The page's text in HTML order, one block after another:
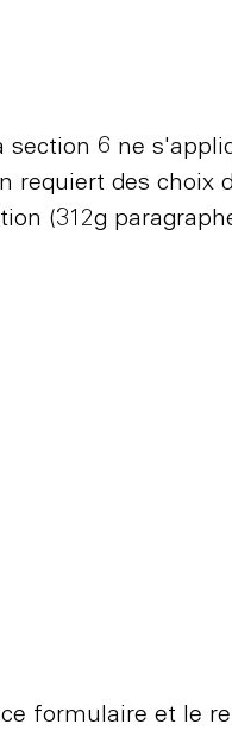
6 ne
des
(312g
formulaire et le